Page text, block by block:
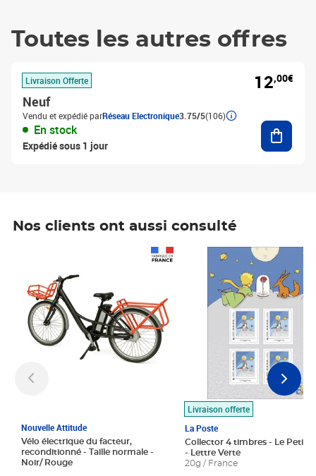
Toutes les autres offres
Livraison Offerte
Neuf
Vendu et expédié parRéseau Electronique3.75/5(106)
En stock
Expédié sous 1 jour
12,00€
Nos clients ont aussi consulté
Nouvelle Attitude
Vélo électrique du facteur,
reconditionné - Taille normale -
Noir/ Rouge
Livraison offerte
La Poste
Collector 4 timbres - Le Petit
- Lettre Verte
20g / France
Prix 7,50€